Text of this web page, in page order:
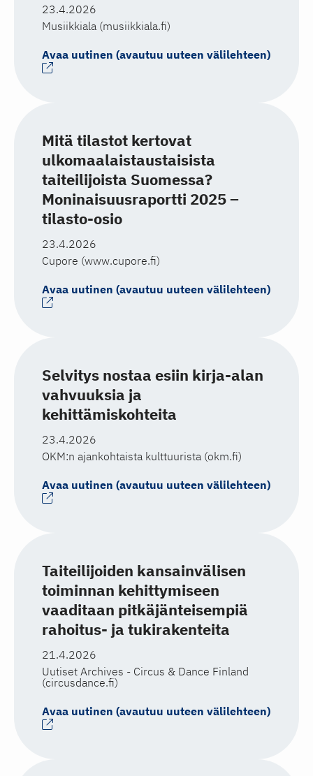
23.4.2026
Musiikkiala (musiikkiala.fi)
Avaa uutinen (avautuu uuteen välilehteen)
Mitä tilastot kertovat
ulkomaalaistaustaisista
taiteilijoista Suomessa?
Moninaisuusraportti 2025 –
tilasto-osio
23.4.2026
Cupore (www.cupore.fi)
Avaa uutinen (avautuu uuteen välilehteen)
Selvitys nostaa esiin kirja-alan
vahvuuksia ja
kehittämiskohteita
23.4.2026
OKM:n ajankohtaista kulttuurista (okm.fi)
Avaa uutinen (avautuu uuteen välilehteen)
Taiteilijoiden kansainvälisen
toiminnan kehittymiseen
vaaditaan pitkäjänteisempiä
rahoitus- ja tukirakenteita
21.4.2026
Uutiset Archives - Circus & Dance Finland
(circusdance.fi)
Avaa uutinen (avautuu uuteen välilehteen)